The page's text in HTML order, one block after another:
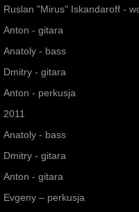
Ruslan "Mirus" Iskandaroff -
Anton - gitara
Anatoly - bass
Dmitry - gitara
Anton - perkusja
2011
Anatoly - bass
Dmitry - gitara
Anton - gitara
Evgeny – perkusja